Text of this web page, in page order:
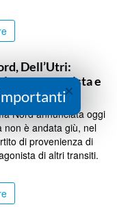
Dell’Utri:
opportunista e
Nord annunciata oggi
non è andata giù, nel
di provenienza di
di altri transiti.
×